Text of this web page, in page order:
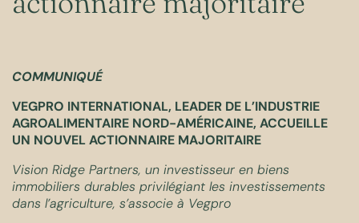
COMMUNIQUÉ
VEGPRO INTERNATIONAL, LEADER DE L’INDUSTRIE
AGROALIMENTAIRE NORD-AMÉRICAINE, ACCUEILLE
UN NOUVEL ACTIONNAIRE MAJORITAIRE
Vision Ridge Partners, un investisseur en biens
immobiliers durables privilégiant les investissements
dans l’agriculture, s’associe à Vegpro